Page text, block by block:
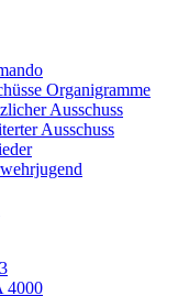
Organigramme
Ausschuss
Ausschuss
4000